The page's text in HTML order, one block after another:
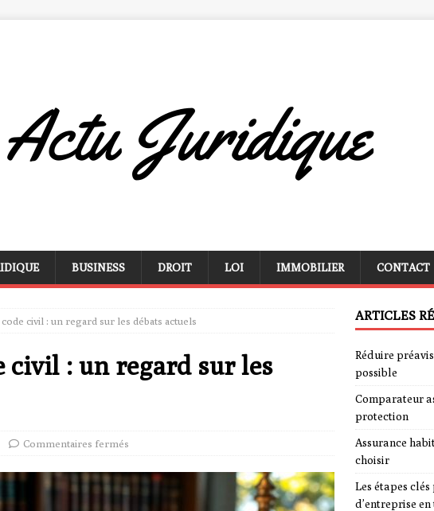
BUSINESS DROIT LOI IMMOBILIER CONTACT
civil : un regard sur les débats actuels
civil : un regard sur les
Commentaires fermés
ARTICLES
Réduire
possible
Comparateur
protection
Assurance
choisir
Les étapes
d’entreprise